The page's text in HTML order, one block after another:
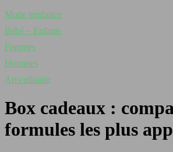
Mode tendance
Bébé – Enfants
Femmes
Hommes
Art culinaire
Box cadeaux :
formules les plus